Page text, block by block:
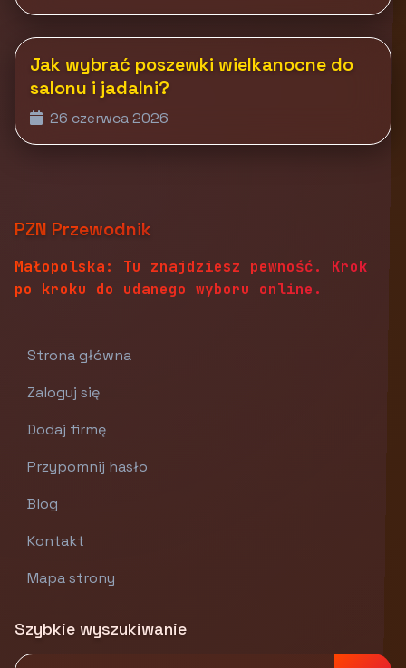
Jak wybrać poszewki wielkanocne do
salonu i jadalni?
26 czerwca 2026
PZN Przewodnik
Małopolska: Tu znajdziesz pewność. Krok
po kroku do udanego wyboru online.
Strona główna
Zaloguj się
Dodaj firmę
Przypomnij hasło
Blog
Kontakt
Mapa strony
Szybkie wyszukiwanie